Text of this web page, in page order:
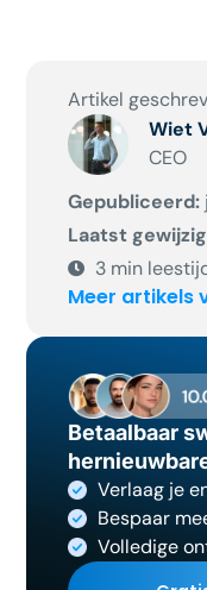
Artikel
Wiet
CEO
Gepubliceerd:
Laatst
3 min
Meer artikels
Betaalbaar
Verlaag je
Bespaar
Volledige